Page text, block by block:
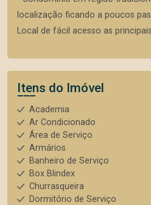
localização ficando a poucos
Local de fácil acesso as
Itens do Imóvel
Academia
Ar Condicionado
Área de Serviço
Armários
Banheiro de Serviço
Box Blindex
Churrasqueira
Dormitório de Serviço